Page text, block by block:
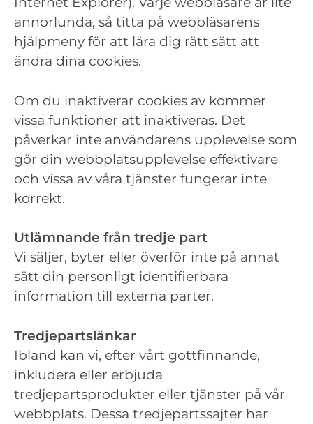
annorlunda, så titta på webbläsarens
hjälpmeny för att lära dig rätt sätt att
ändra dina cookies.
Om du inaktiverar cookies av kommer
vissa funktioner att inaktiveras. Det
påverkar inte användarens upplevelse som
gör din webbplatsupplevelse effektivare
och vissa av våra tjänster fungerar inte
korrekt.
Utlämnande från tredje part
Vi säljer, byter eller överför inte på annat
sätt din personligt identifierbara
information till externa parter.
Tredjepartslänkar
Ibland kan vi, efter vårt gottfinnande,
inkludera eller erbjuda
tredjepartsprodukter eller tjänster på vår
webbplats. Dessa tredjepartssajter har